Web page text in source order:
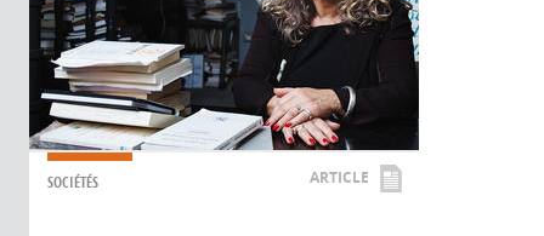
SOCIÉTÉS ARTICLE